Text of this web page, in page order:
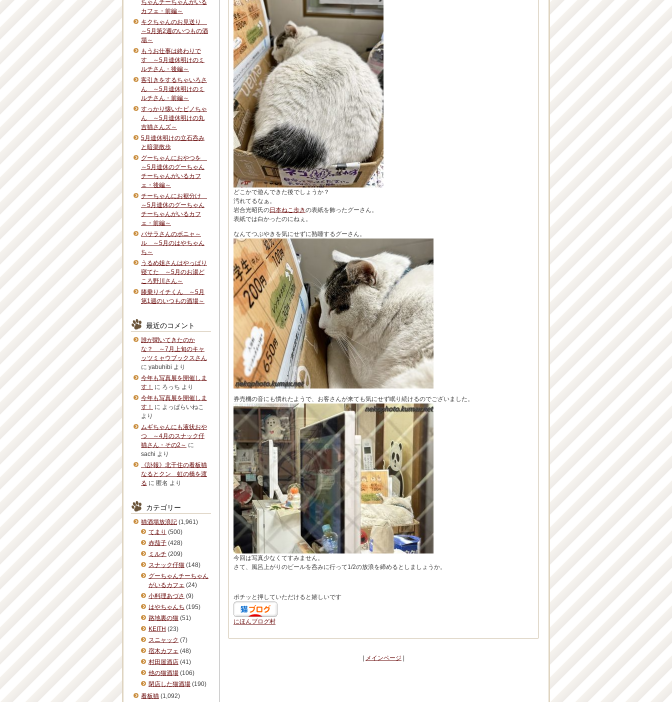
どこかで遊んできた後でしょうか？
汚れてるなぁ。
岩合光昭氏の日本ねこ歩きの表紙を飾ったグーさん。
表紙では白かったのにねぇ。
なんてつぶやきを気にせずに熟睡するグーさん。
券売機の音にも慣れたようで、お客さんが来ても気にせず眠り続けるのでございました。
今回は写真少なくてすみません。
さて、風呂上がりのビールを呑みに行って1/2の放浪を締めるとしましょうか。
ポチッと押していただけると嬉しいです
にほんブログ村
メインページ
ちゃんチーちゃんがいる
カフェ・前編～
キクちゃんのお見送り
～5月第2週のいつもの酒
場～
もうお仕事は終わりで
す ～5月連休明けのミ
ルチさん・後編～
客引きをするちゃいろさ
ん ～5月連休明けのミ
ルチさん・前編～
すっかり懐いたピノちゃ
ん ～5月連休明けの丸
吉猫さんズ～
5月連休明けの立石呑み
と暗渠散歩
グーちゃんにおやつを
～5月連休のグーちゃん
チーちゃんがいるカフ
ェ・後編～
チーちゃんにお裾分け
～5月連休のグーちゃん
チーちゃんがいるカフ
ェ・前編～
バサラさんのボニャ～
ル ～5月のはやちゃん
ち～
うるめ姐さんはやっぱり
寝てた ～5月のお湯ど
ころ野川さん～
膝乗りイチくん ～5月
第1週のいつもの酒場～
最近のコメント
誰が聞いてきたのか
な？ ～7月上旬のキャ
ッツミャウブックスさん
に yabuhibi より
今年も写真展を開催しま
す！
に ろっち より
今年も写真展を開催しま
す！
に よっぱらいねこ
より
ムギちゃんにも液状おや
つ ～4月のスナック仔
猫さん・その2～ に
sachi より
《訃報》北千住の看板猫
なるとクン 虹の橋を渡
る に 匿名 より
カテゴリー
猫酒場放浪記 (1,961)
てまり (500)
赤茄子 (428)
ミルチ (209)
スナック仔猫 (148)
グーちゃんチーちゃん
がいるカフェ (24)
小料理あづさ (9)
はやちゃんち (195)
路地裏の猫 (51)
KEITH (23)
スニャック (7)
宿木カフェ (48)
村田屋酒店 (41)
他の猫酒場 (106)
閉店した猫酒場 (190)
看板猫 (1,092)